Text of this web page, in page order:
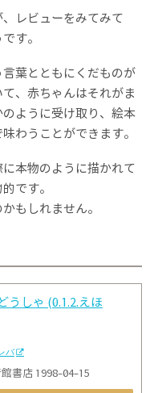
レビューをみてみて
す。
葉とともにくだものが
、赤ちゃんはそれがま
ように受け取り、絵本
わうことができます。
本物のように描かれて
です。
もしれません。
うしゃ (0.1.2.えほ
バ
書店 1998-04-15